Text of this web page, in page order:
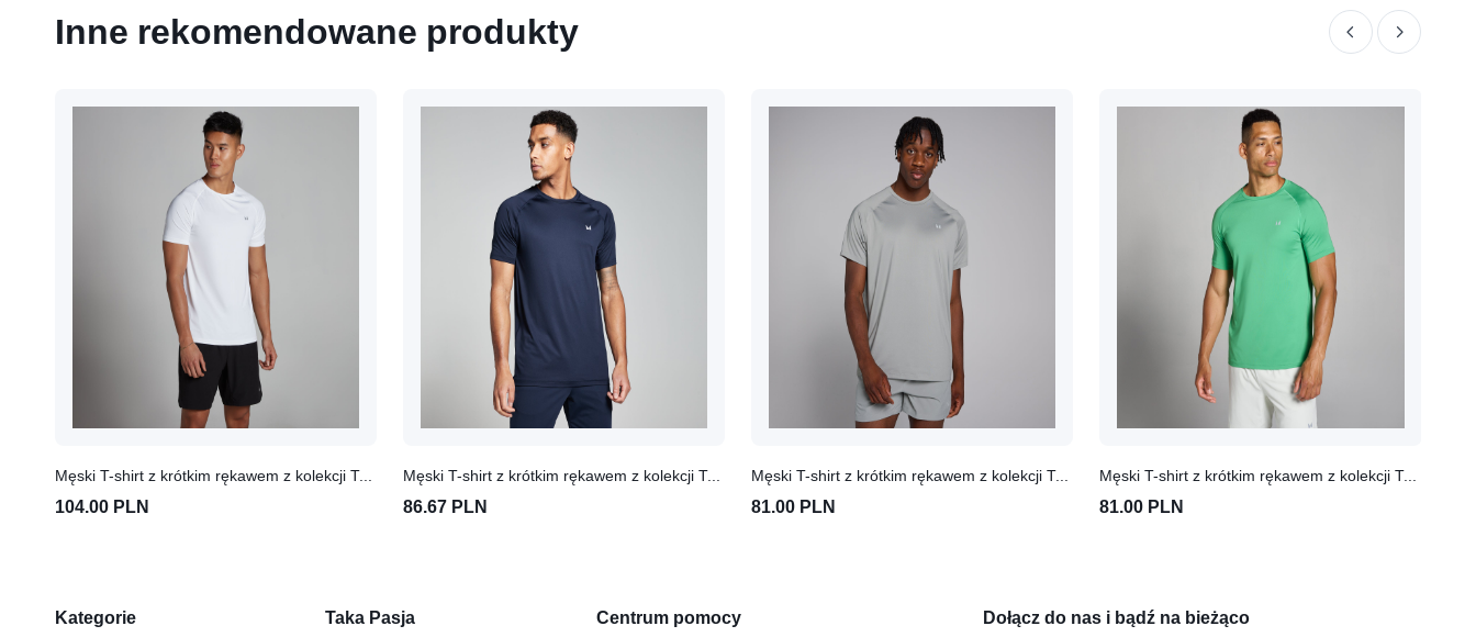
Inne rekomendowane produkty
Męski T-shirt z krótkim rękawem z kolekcji Training MP (Biały)
104.00 PLN
Męski T-shirt z krótkim rękawem z kolekcji Training MP (Granatowy)
86.67 PLN
Męski T-shirt z krótkim rękawem z kolekcji Training MP (Storm)
81.00 PLN
Męski T-shirt z krótkim rękawem z kolekcji Training MP (Fresh Green)
81.00 PLN
Kategorie Taka Pasja Centrum pomocy Dołącz do nas i bądź na bieżąco